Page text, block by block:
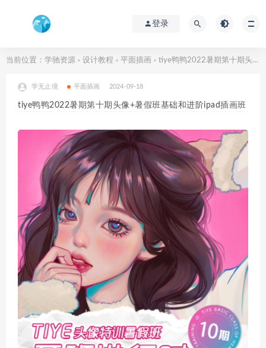
登录
当前位置： 学驰资源 > 设计教程 > 平面插画 > tiye鸭鸭2022暑期第十期头像+暑假班基础和进阶ipad插画班
学无止境 平面插画 2024-09-18
tiye鸭鸭2022暑期第十期头像+暑假班基础和进阶ipad插画班